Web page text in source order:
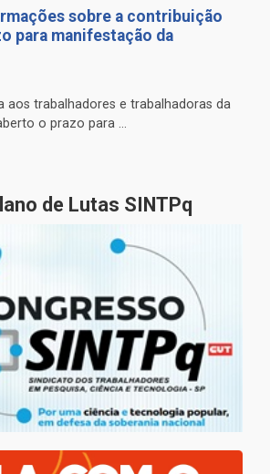
sobre a contribuição
para manifestação da
aos trabalhadores e trabalhadoras da
o prazo para ...
de Lutas SINTPq